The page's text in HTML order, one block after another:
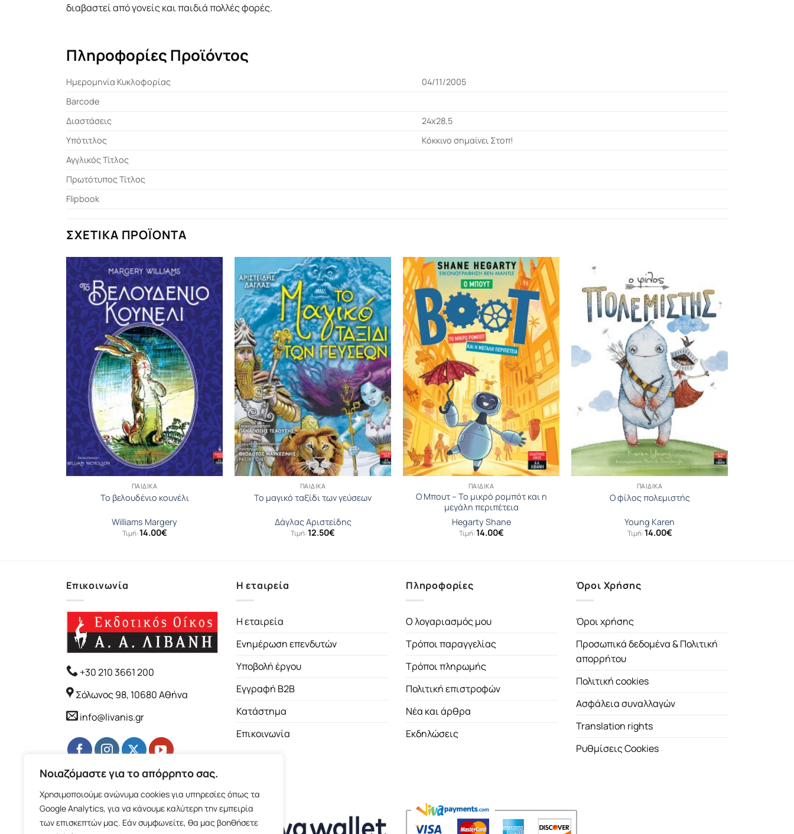
Νοιαζόμαστε για το απόρρητο σας.
Χρησιμοποιούμε ανώνυμα cookies για υπηρεσίες όπως τα
Google Analytics, για να κάνουμε καλύτερη την εμπειρία
των επισκεπτών μας. Εάν συμφωνείτε, θα μας βοηθήσετε
διαβαστεί από γονείς και παιδιά πολλές φορές.
Πληροφορίες Προϊόντος
Ημερομηνία Κυκλοφορίας
04/11/2005
Barcode
Διαστάσεις
24χ28,5
Υπότιτλος
Κόκκινο σημαίνει Στοπ!
Αγγλικός Τίτλος
Πρωτότυπος Τίτλος
Flipbook
ΣΧΕΤΙΚΆ ΠΡΟΪΌΝΤΑ
ΠΑΙΔΙΚΆ
Το βελουδένιο κουνέλι
Williams Margery
Τιμή:14.00€
ΠΑΙΔΙΚΆ
Το μαγικό ταξίδι των γεύσεων
Δάγλας Αριστείδης
Τιμή:12.50€
ΠΑΙΔΙΚΆ
Ο Μπουτ – Το μικρό ρομπότ και η
μεγάλη περιπέτεια
Hegarty Shane
Τιμή:14.00€
ΠΑΙΔΙΚΆ
Ο φίλος πολεμιστής
Young Karen
Τιμή:14.00€
Επικοινωνία
+30 210 3661 200
Σόλωνος 98, 10680 Αθήνα
info@livanis.gr
Η εταιρεία
Η εταιρεία
Ενημέρωση επενδυτών
Υποβολή έργου
Εγγραφή B2B
Κατάστημα
Επικοινωνία
Πληροφορίες
Ο λογαριασμός μου
Τρόποι παραγγελίας
Τρόποι πληρωμής
Πολιτική επιστροφών
Νέα και άρθρα
Εκδηλώσεις
Όροι Χρήσης
Όροι χρήσης
Προσωπικά δεδομένα & Πολιτική
απορρήτου
Πολιτική cookies
Ασφάλεια συναλλαγών
Translation rights
Ρυθμίσεις Cookies